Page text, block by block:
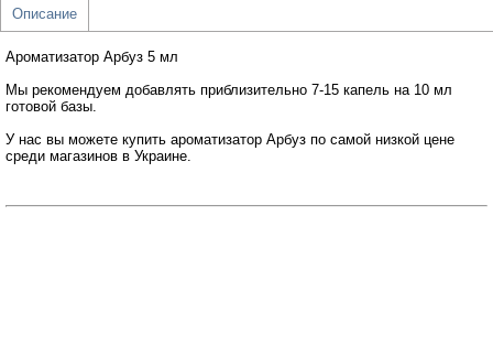
Описание
Ароматизатор Арбуз 5 мл
Мы рекомендуем добавлять приблизительно 7-15 капель на 10 мл
готовой базы.
У нас вы можете купить ароматизатор Арбуз по самой низкой цене
среди магазинов в Украине.